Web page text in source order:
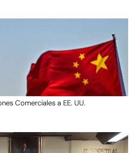
Comerciales a EE. UU.